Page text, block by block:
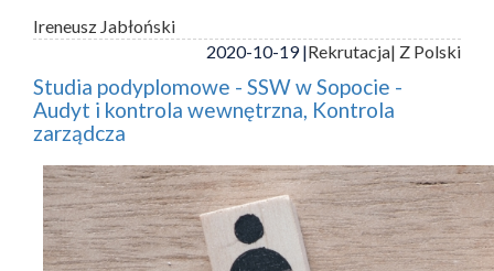
Ireneusz Jabłoński
2020-10-19 |Rekrutacja| Z Polski
Studia podyplomowe - SSW w Sopocie -
Audyt i kontrola wewnętrzna, Kontrola
zarządcza